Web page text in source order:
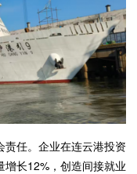
任。企业在连云港投资
长12%，创造间接就业